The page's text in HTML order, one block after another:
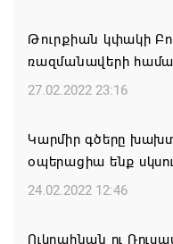
06.08.2026 17:52
Թուրքիան կփակի
ռազմանավերի
27.02.2022 23:16
Կարմիր գծերը
օպերացիա ենք
24.02.2022 12:46
Ուկրաինան ու